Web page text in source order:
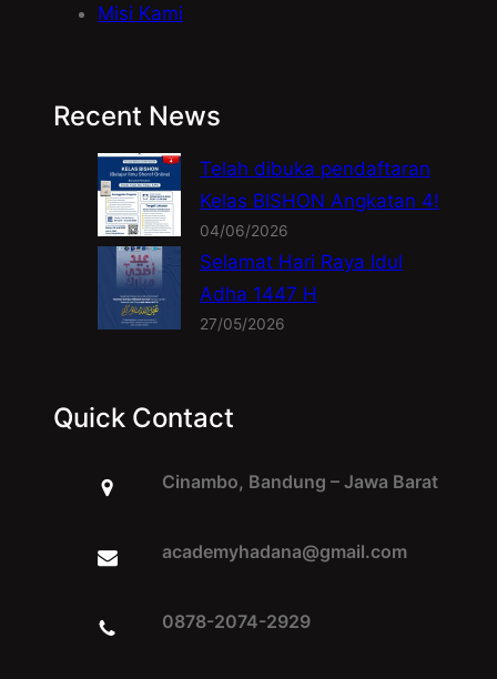
Misi Kami
Recent News
Telah dibuka pendaftaran
Kelas BISHON Angkatan 4!
04/06/2026
Selamat Hari Raya Idul
Adha 1447 H
27/05/2026
Quick Contact
Cinambo, Bandung – Jawa Barat
academyhadana@gmail.com
0878-2074-2929